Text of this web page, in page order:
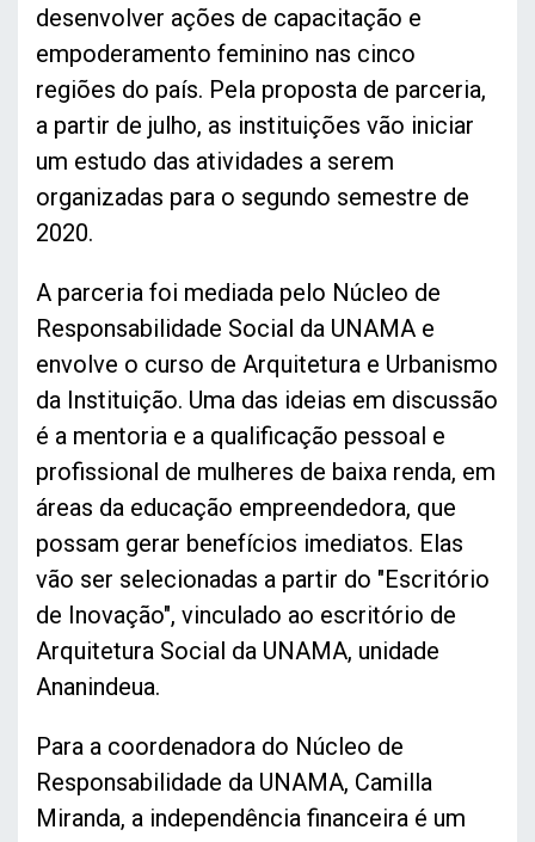
desenvolver ações de capacitação e
empoderamento feminino nas cinco
regiões do país. Pela proposta de parceria,
a partir de julho, as instituições vão iniciar
um estudo das atividades a serem
organizadas para o segundo semestre de
2020.
A parceria foi mediada pelo Núcleo de
Responsabilidade Social da UNAMA e
envolve o curso de Arquitetura e Urbanismo
da Instituição. Uma das ideias em discussão
é a mentoria e a qualificação pessoal e
profissional de mulheres de baixa renda, em
áreas da educação empreendedora, que
possam gerar benefícios imediatos. Elas
vão ser selecionadas a partir do "Escritório
de Inovação", vinculado ao escritório de
Arquitetura Social da UNAMA, unidade
Ananindeua.
Para a coordenadora do Núcleo de
Responsabilidade da UNAMA, Camilla
Miranda, a independência financeira é um